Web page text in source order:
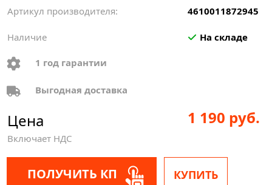
Артикул производителя: 4610011872945
Наличие На складе
1 год гарантии
Выгодная доставка
Цена
Включает НДС
1 190 руб.
ПОЛУЧИТЬ КП КУПИТЬ